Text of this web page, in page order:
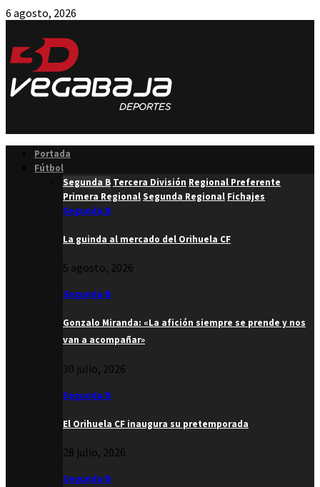
6 agosto, 2026
Portada
Fútbol
Segunda B Tercera División Regional Preferente
Primera RegionalSegunda Regional Fichajes
Segunda B
La guinda al mercado del Orihuela CF
5 agosto, 2026
Segunda B
Gonzalo Miranda: «La afición siempre se prende y nos
van a acompañar»
30 julio, 2026
Segunda B
El Orihuela CF inaugura su pretemporada
28 julio, 2026
Segunda B